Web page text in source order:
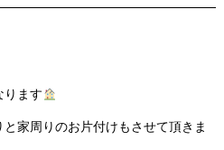
ります
家周りのお片付けもさせて頂きま